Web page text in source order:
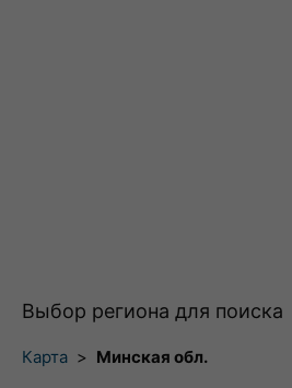
Выбор региона для поиска
Карта > Минская обл.